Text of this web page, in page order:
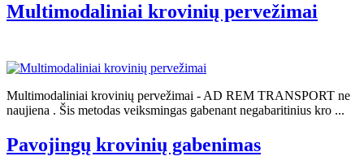
Multimodaliniai krovinių pervežimai
Multimodaliniai krovinių pervežimai - AD REM TRANSPORT ne
naujiena . Šis metodas veiksmingas gabenant negabaritinius kro ...
Pavojingų krovinių gabenimas